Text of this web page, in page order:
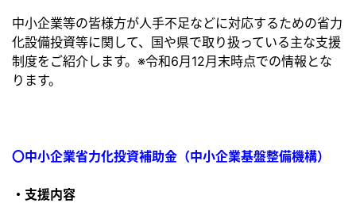
中小企業等の皆様方が人手不足などに対応するための省力
化設備投資等に関して、国や県で取り扱っている主な支援
制度をご紹介します。※令和6月12月末時点での情報とな
ります。
〇中小企業省力化投資補助金（中小企業基盤整備機構）
・支援内容